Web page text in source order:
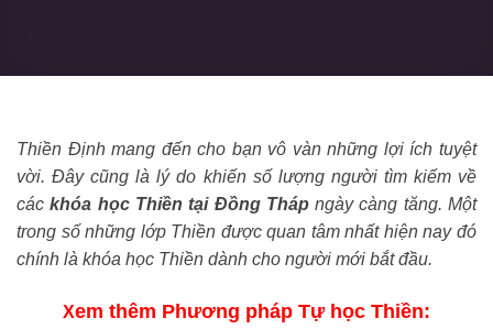
Thiền Định mang đến cho bạn vô vàn những lợi ích tuyệt
vời. Đây cũng là lý do khiến số lượng người tìm kiếm về
cáckhóa học Thiền tại Đồng Thápngày càng tăng. Một
trong số những lớp Thiền được quan tâm nhất hiện nay đó
chính là khóa học Thiền dành cho người mới bắt đầu.
Xem thêm Phương pháp Tự học Thiền: